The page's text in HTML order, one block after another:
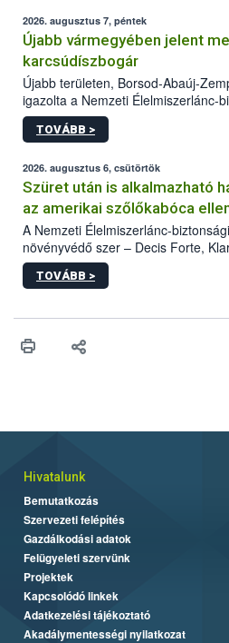
2026. augusztus 7, péntek
Újabb vármegyében jelent
karcsúdíszbogár
Újabb területen, Borsod-Abaúj-
igazolta a Nemzeti Élelmiszerlánc-
kőrisrontó karcsúdíszbogár (Agrilus
kártevőt nem csak színcsapdában
az intenzív felderítést, emellett az
hatósággal is összehangolják a
TOVÁBB >
2026. augusztus 6, csütörtök
Szüret után is alkalmazható
az amerikai szőlőkabóca
A Nemzeti Élelmiszerlánc-
növényvédő szer – Decis Forte,
engedélyokiratát módosította, így
egészen a vesszőérettség (BBCH
érésű szőlőkben is legyen
felhasználók számára is elérhető
TOVÁBB >
Hivatalunk
Bemutatkozás
Szervezeti felépítés
Gazdálkodási adatok
Felügyeleti szervünk
Projektek
Kapcsolódó linkek
Adatkezelési tájékoztató
Akadálymentességi nyilatkozat